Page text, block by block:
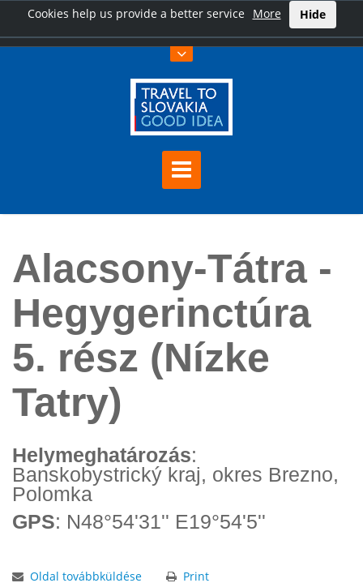
Cookies help us provide a better service More Hide
Alacsony-Tátra - Hegygerinctúra 5. rész (Nízke Tatry)
Alacsony-Tátra -
Hegygerinctúra
5. rész (Nízke
Tatry)
Helymeghatározás:
Banskobystrický kraj, okres Brezno,
Polomka
GPS: N48°54'31'' E19°54'5''
Oldal továbbküldése Print